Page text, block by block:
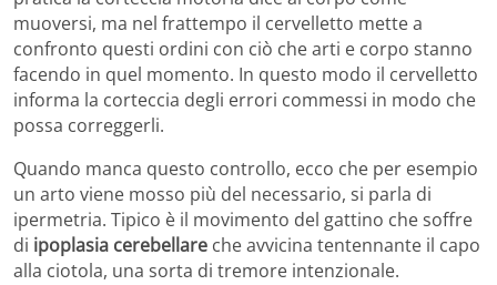
muoversi, ma nel frattempo il cervelletto mette a
confronto questi ordini con ciò che arti e corpo stanno
facendo in quel momento. In questo modo il cervelletto
informa la corteccia degli errori commessi in modo che
possa correggerli.
Quando manca questo controllo, ecco che per esempio
un arto viene mosso più del necessario, si parla di
ipermetria. Tipico è il movimento del gattino che soffre
di ipoplasia cerebellare che avvicina tentennante il capo
alla ciotola, una sorta di tremore intenzionale.